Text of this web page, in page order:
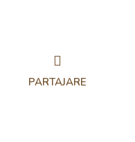
PARTAJARE